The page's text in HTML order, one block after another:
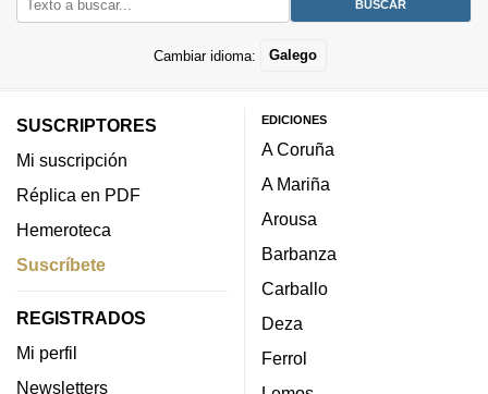
Cambiar idioma: Galego
SUSCRIPTORES
Mi suscripción
Réplica en PDF
Hemeroteca
Suscríbete
REGISTRADOS
Mi perfil
Newsletters
EDICIONES
A Coruña
A Mariña
Arousa
Barbanza
Carballo
Deza
Ferrol